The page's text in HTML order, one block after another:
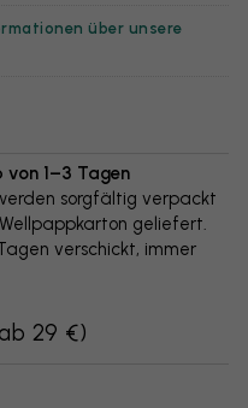
über unsere
von 1–3 Tagen
sorgfältig verpackt
geliefert.
verschickt, immer
ab 29 €)